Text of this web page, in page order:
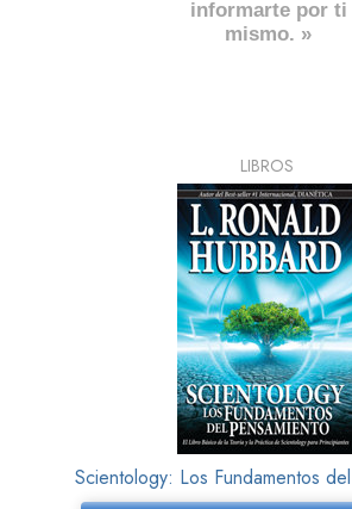
informarte por ti
mismo. »
LIBROS
Scientology: Los Fundamentos